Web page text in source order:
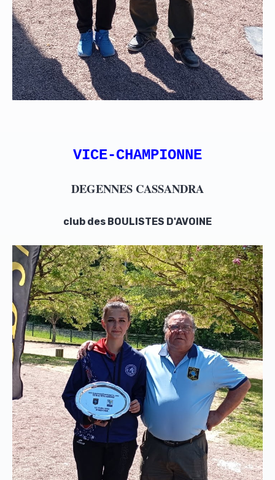
VICE-CHAMPIONNE
DEGENNES CASSANDRA
club des BOULISTES D'AVOINE